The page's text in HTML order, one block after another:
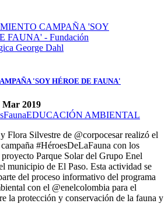
'SOY HÉROE DE FAUNA'
Mar 2019
FaunaEDUCACIÓN AMBIENTAL
Flora Silvestre de @corpocesar realizó el
#HéroesDeLaFauna con los
Parque Solar del Grupo Enel
municipio de El Paso. Esta actividad se
del proceso informativo del programa
con el @enelcolombia para el
la protección y conservación de la fauna y